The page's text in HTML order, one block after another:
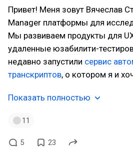
Привет! Меня зовут Вячеслав
Manager платформы для
Мы развиваем продукты для
удаленные юзабилити-
недавно запустили сервис
транскриптов, о котором я и
Показать полностью
11
5 23